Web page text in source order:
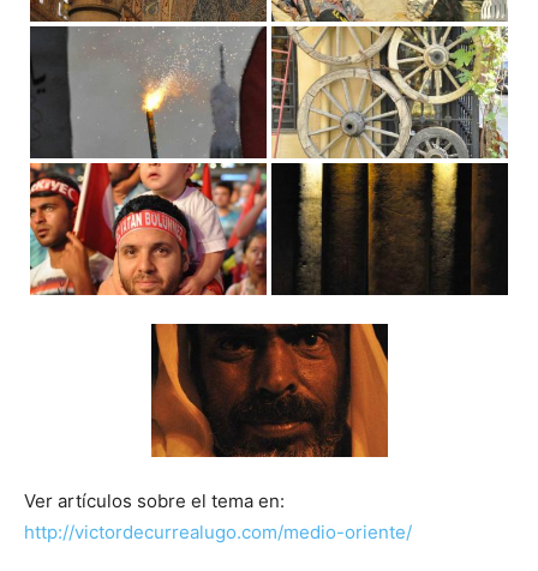
Ver artículos sobre el tema en:
http://victordecurrealugo.com/medio-oriente/